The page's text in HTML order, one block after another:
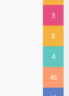
3
8
4
46